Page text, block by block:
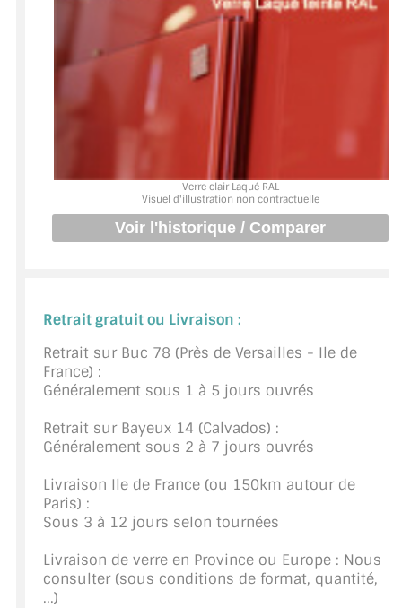
LES CHARNIÈRES DE PORTE EN VERRE
BOUTONS ET POIGNÉES
BARRES DE STABILISATION
FIXATION GARDES CORPS
SYSTÈMES PIVOTANTS
(STROMBINOSCOPE)
ACCESSOIRES EN PROMOTIONS
EXEMPLES, RÉALISATIONS, INSPIRATIONS
NUANCIER RAL
COMMENT COUPER DU VERRE ?
CONSEILS / AIDE
A PROPOS DE LA LIVRAISON
COMPTE PRO
Verre clair Laqué RAL
Visuel d'illustration non contractuelle
Retrait gratuit ou Livraison :
Retrait sur Buc 78 (Près de Versailles - Ile de
France) :
Généralement sous 1 à 5 jours ouvrés
Retrait sur Bayeux 14 (Calvados) :
Généralement sous 2 à 7 jours ouvrés
Livraison Ile de France (ou 150km autour de
Paris) :
Sous 3 à 12 jours selon tournées
Livraison de verre en Province ou Europe : Nous
consulter (sous conditions de format, quantité,
...)